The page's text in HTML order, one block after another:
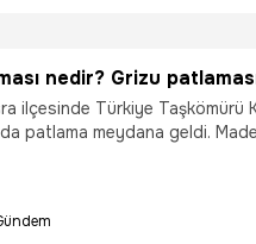
Tedavisi kullanılıyor mu?
Tedavisi hangi durumlarda
detaylar…
nedir? Grizu
ilçesinde Türkiye Taşkömürü
patlama meydana geldi.